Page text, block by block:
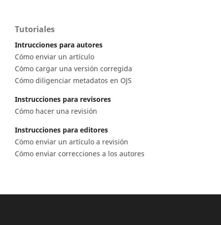
Tutoriales
Intrucciones para autores
Cómo enviar un artículo
Cómo cargar una versión corregida
Cómo diligenciar metadatos en OJS
Instrucciones para revisores
Cómo hacer una revisión
Instrucciones para editores
Cómo enviar un artículo a revisión
Cómo enviar correcciones a los autores